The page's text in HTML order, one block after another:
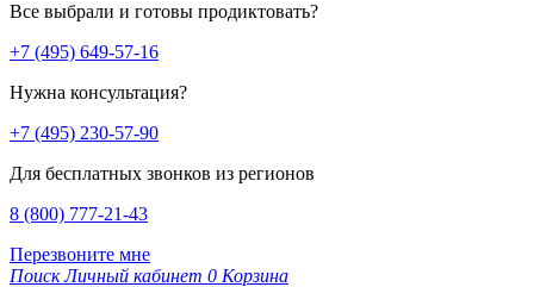
Все выбрали и готовы продиктовать?
+7 (495) 649-57-16
Нужна консультация?
+7 (495) 230-57-90
Для бесплатных звонков из регионов
8 (800) 777-21-43
Перезвоните мне
Поиск Личный кабинет 0 Корзина